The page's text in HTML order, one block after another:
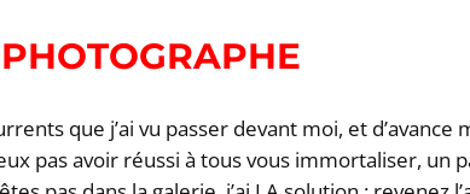
que j’ai vu passer devant moi, et
pas avoir réussi à tous vous immortaliser,